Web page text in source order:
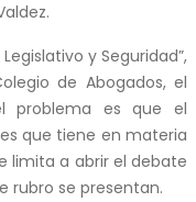
y Seguridad”,
de Abogados, el
problema es que el
que tiene en materia
limita a abrir el debate
rubro se presentan.